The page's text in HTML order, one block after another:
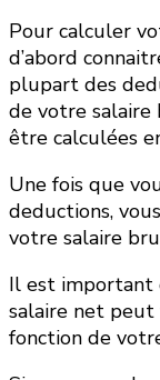
Pour calculer
d’abord
plupart des
de votre
être calculées
Une fois que
deductions,
votre salaire
Il est important
salaire net peut
fonction de